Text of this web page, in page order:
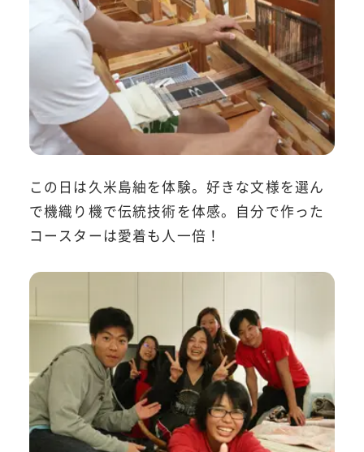
この日は久米島紬を体験。好きな文様を選ん
で機織り機で伝統技術を体感。自分で作った
コースターは愛着も人一倍！